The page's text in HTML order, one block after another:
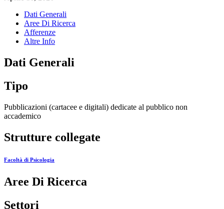
Dati Generali
Aree Di Ricerca
Afferenze
Altre Info
Dati Generali
Tipo
Pubblicazioni (cartacee e digitali) dedicate al pubblico non
accademico
Strutture collegate
Facoltà di Psicologia
Aree Di Ricerca
Settori